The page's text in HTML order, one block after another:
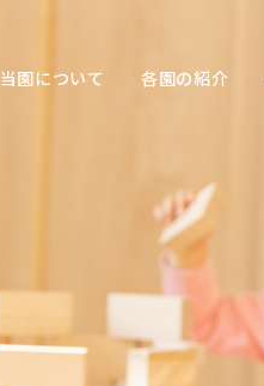
当園について
環境
各園の紹介